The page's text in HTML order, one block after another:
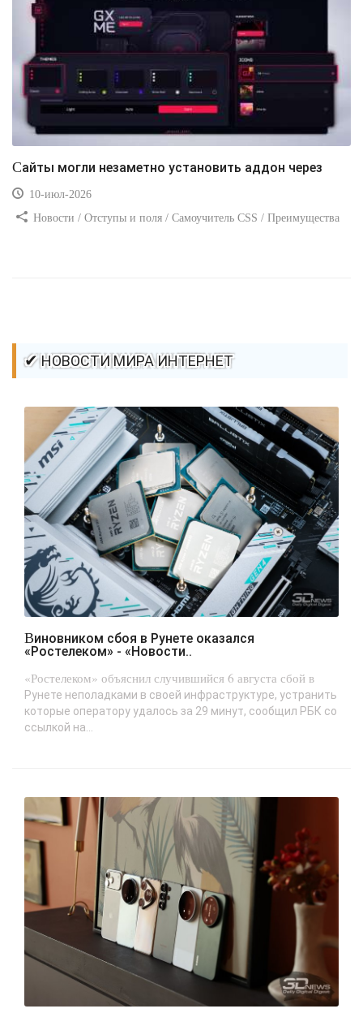
Сайты могли незаметно установить аддон через
10-июл-2026
Новости / Отступы и поля / Самоучитель CSS / Преимущества
✔ НОВОСТИ МИРА ИНТЕРНЕТ
Виновником сбоя в Рунете оказался
«Ростелеком» - «Новости..
«Ростелеком» объяснил случившийся 6 августа сбой в
Рунете неполадками в своей инфраструктуре, устранить
которые оператору удалось за 29 минут, сообщил РБК со
ссылкой на...